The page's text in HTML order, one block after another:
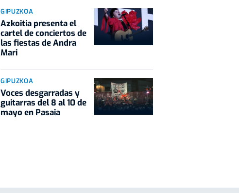
GIPUZKOA
Azkoitia presenta el
cartel de conciertos de
las fiestas de Andra
Mari
GIPUZKOA
Voces desgarradas y
guitarras del 8 al 10 de
mayo en Pasaia